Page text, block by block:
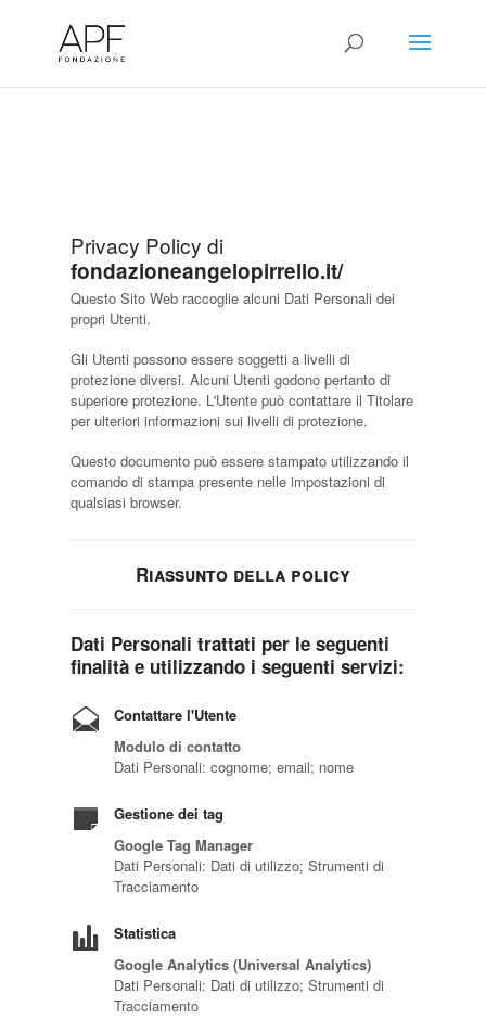
Privacy Policy di
fondazioneangelopirrello.it/
Questo Sito Web raccoglie alcuni Dati Personali dei
propri Utenti.
Gli Utenti possono essere soggetti a livelli di
protezione diversi. Alcuni Utenti godono pertanto di
superiore protezione. L'Utente può contattare il Titolare
per ulteriori informazioni sui livelli di protezione.
Questo documento può essere stampato utilizzando il
comando di stampa presente nelle impostazioni di
qualsiasi browser.
Riassunto della policy
Dati Personali trattati per le seguenti
finalità e utilizzando i seguenti servizi:
Contattare l'Utente
Modulo di contatto
Dati Personali: cognome; email; nome
Gestione dei tag
Google Tag Manager
Dati Personali: Dati di utilizzo; Strumenti di
Tracciamento
Statistica
Google Analytics (Universal Analytics)
Dati Personali: Dati di utilizzo; Strumenti di
Tracciamento